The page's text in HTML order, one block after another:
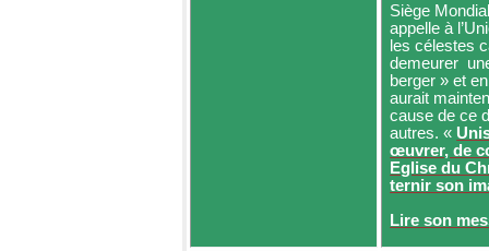
Siège
appelle à
les célestes
demeurer
berger » et
aurait
cause de ce
autres. «
œuvrer, de
Eglise du
ternir son
Lire son